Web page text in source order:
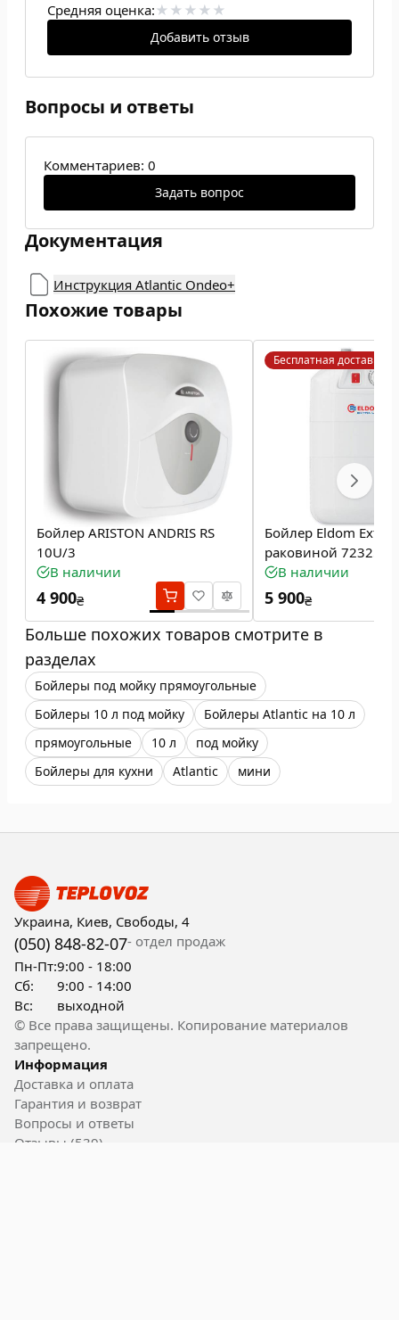
Средняя оценка:
Добавить отзыв
Вопросы и ответы
Комментариев: 0
Задать вопрос
Документация
Инструкция Atlantic Ondeo+
Похожие товары
Бойлер ARISTON ANDRIS RS
10U/3
В наличии
4 900₴
Бесплатная доставка!
Бойлер Eldom Extra
раковиной
В наличии
5 900₴
Больше похожих товаров смотрите в
разделах
Бойлеры под мойку прямоугольные
Бойлеры 10 л под мойку
Бойлеры Atlantic на 10 л
прямоугольные
10 л
под мойку
Бойлеры для кухни
Atlantic мини
Украина, Киев, Свободы, 4
(050) 848-82-07- отдел продаж
Пн-Пт:9:00 - 18:00
Сб:
9:00 - 14:00
Вс:
выходной
© Все права защищены. Копирование материалов
запрещено.
Информация
Доставка и оплата
Гарантия и возврат
Вопросы и ответы
Отзывы (539)